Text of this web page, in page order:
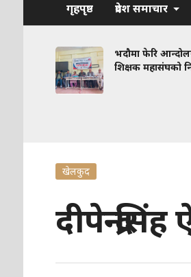
गृहपृष्ठ प्रदेश समाचार
भदौमा फेरि
शिक्षक महासंघको
खेलकुद